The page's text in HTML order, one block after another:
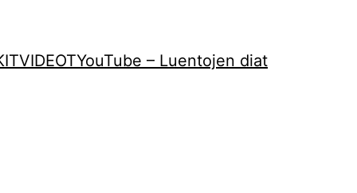
VIDEOTYouTube – Luentojen diat